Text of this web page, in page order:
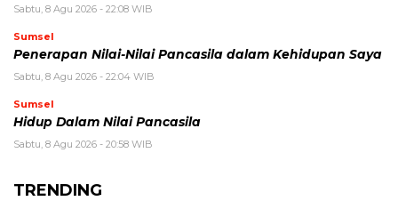
Sabtu, 8 Agu 2026 - 22:08 WIB
Sumsel
Penerapan Nilai-Nilai Pancasila dalam Kehidupan Saya
Sabtu, 8 Agu 2026 - 22:04 WIB
Sumsel
Hidup Dalam Nilai Pancasila
Sabtu, 8 Agu 2026 - 20:58 WIB
TRENDING